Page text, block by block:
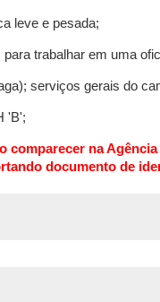
leve e pesada;
trabalhar em uma
serviços gerais do
'B';
comparecer na
documento de